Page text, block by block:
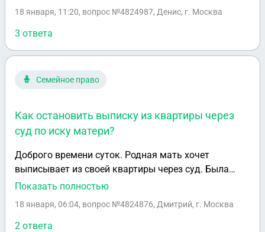
18 января, 11:20, вопрос №4824987, Денис, г. Москва
3 ответа
Семейное право
Как остановить выписку из квартиры через
суд по иску матери?
Доброго времени суток. Родная мать хочет
выписывает из своей квартиры через суд. Была
куплена однушка где я с своей семьей проживал
первоначальным взносом 1/2 стоимости но
оформил её на мать! Прописаться в однушке она не
Показать полностью
18 января, 06:04, вопрос №4824876, Дмитрий, г. Москва
2 ответа